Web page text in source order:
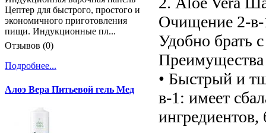
Очищение 2-в-
Удобно брать
Преимущества
• Быстрый и
в-1: имеет
ингредиентов,
Цептер для быстрого, простого и
экономичного приготовления
пищи. Индукционные пл...
Отзывов (0)
Подробнее...
Алоэ Вера Питьевой гель Мед